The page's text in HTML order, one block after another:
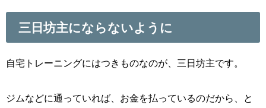
三日坊主にならないように
自宅トレーニングにはつきものなのが、三日坊主です。
ジムなどに通っていれば、お金を払っているのだから、と